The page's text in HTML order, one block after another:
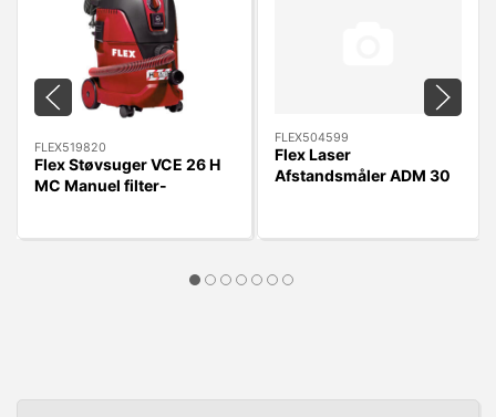
FLEX519820
Flex Støvsuger VCE 26 H
MC Manuel filter-
FLEX504599
Flex Laser
Afstandsmåler ADM 30